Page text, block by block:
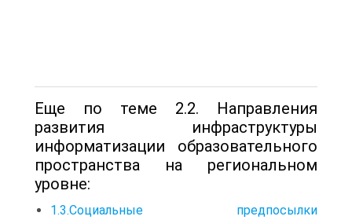
Еще по теме 2.2. Направления
развития инфраструктуры
информатизации образовательного
пространства на региональном
уровне:
1.3.Социальные предпосылки